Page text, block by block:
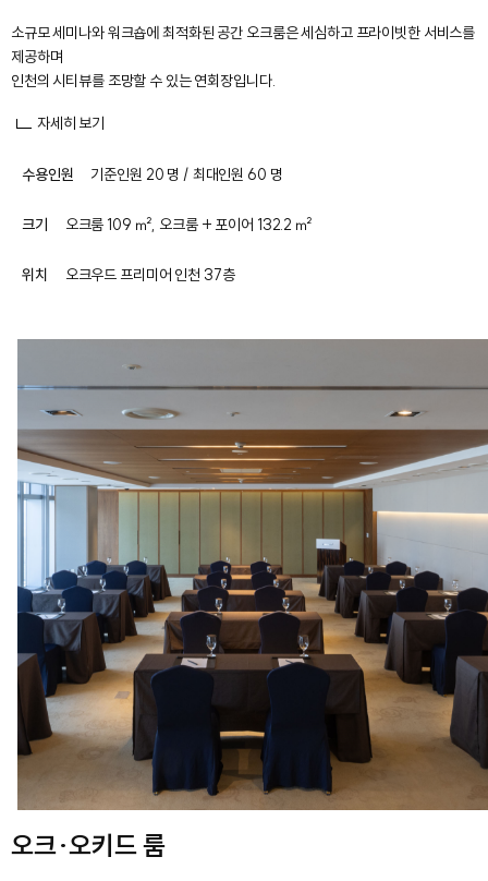
소규모 세미나와 워크숍에 최적화된 공간 오크룸은 세심하고 프라이빗한 서비스를
제공하며
인천의 시티뷰를 조망할 수 있는 연회장입니다.
자세히 보기
수용인원 기준인원 20 명 / 최대인원 60 명
크기 오크룸 109 ㎡, 오크룸 + 포이어 132.2 ㎡
위치 오크우드 프리미어 인천 37층
오크·오키드 룸